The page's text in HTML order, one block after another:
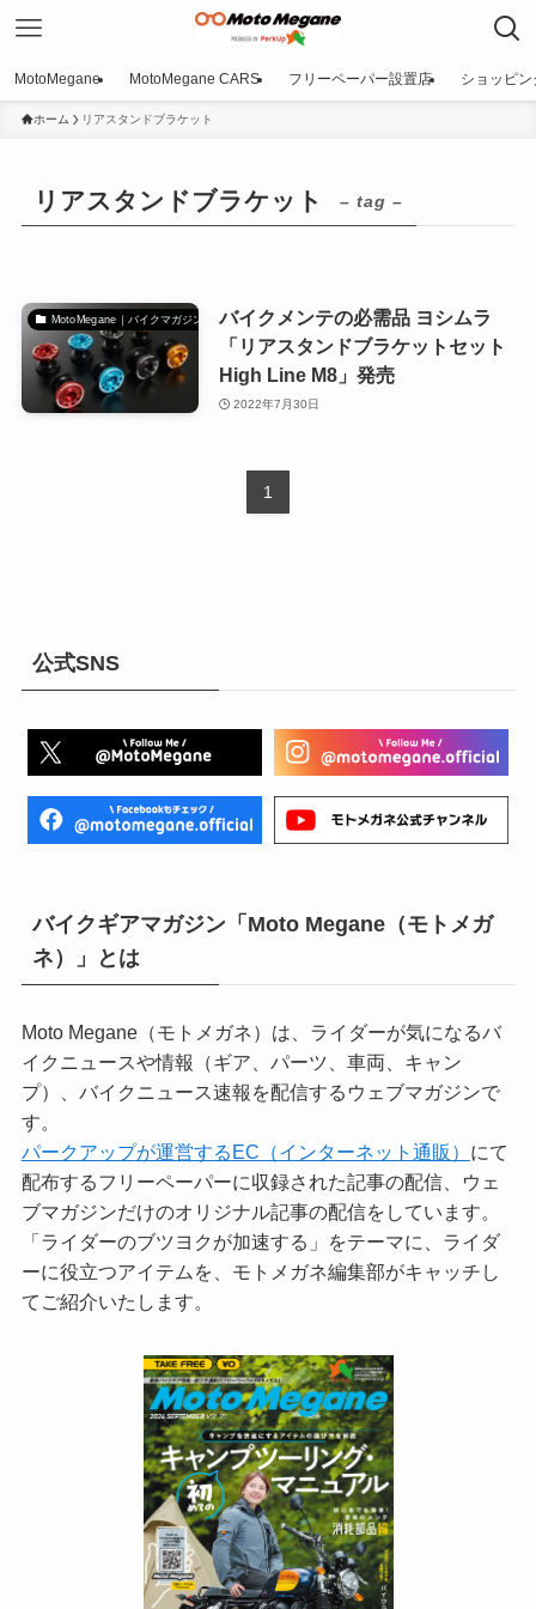
MotoMegane MotoMegane CARS フリーペーパー設置店 ショッピン
ホーム リアスタンドブラケット
リアスタンドブラケット – tag –
MotoMegane｜バイクマガジン
バイクメンテの必需品 ヨシムラ
「リアスタンドブラケットセット
High Line M8」発売
2022年7月30日
1
公式SNS
バイクギアマガジン「Moto Megane（モトメガ
ネ）」とは
Moto Megane（モトメガネ）は、ライダーが気になるバ
イクニュースや情報（ギア、パーツ、車両、キャン
プ）、バイクニュース速報を配信するウェブマガジンで
す。
パークアップが運営するEC（インターネット通販） にて
配布するフリーペーパーに収録された記事の配信、ウェ
ブマガジンだけのオリジナル記事の配信をしています。
「ライダーのブツヨクが加速する」をテーマに、ライダ
ーに役立つアイテムを、モトメガネ編集部がキャッチし
てご紹介いたします。